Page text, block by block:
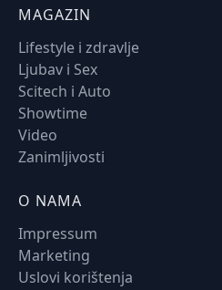
MAGAZIN
Lifestyle i zdravlje
Ljubav i Sex
Scitech i Auto
Showtime
Video
Zanimljivosti
O NAMA
Impressum
Marketing
Uslovi korištenja